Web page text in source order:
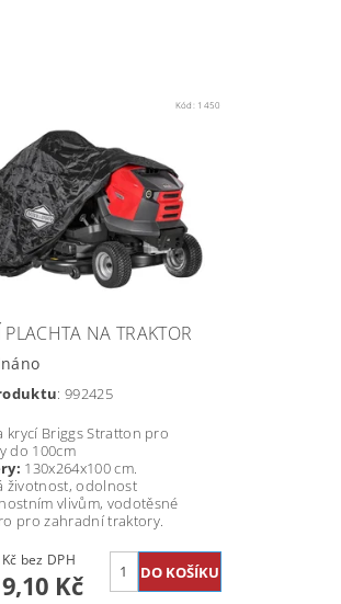
Kód: 1450
PLACHTA NA TRAKTOR
: 992425
krycí Briggs Stratton pro
do 100cm
130x264x100 cm.
životnost, odolnost
vlivům, vodotěsné
pro zahradní traktory.
924,88 Kč bez DPH
Kč